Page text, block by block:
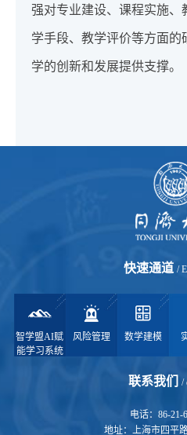
强对专业建设、课程实施、
学手段、教学评价等方面
学的创新和发展提供支撑。
快速通道 /
智学盟AI赋
能学习系统
风险管理 数学建模
联系我们 /
电话：86-21-
地址：上海市四平